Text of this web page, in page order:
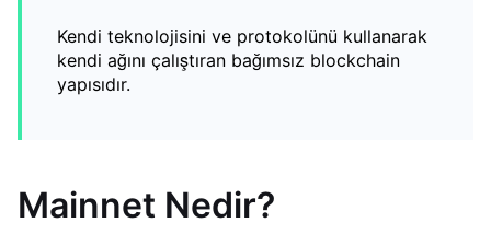
Kendi teknolojisini ve protokolünü kullanarak
kendi ağını çalıştıran bağımsız blockchain
yapısıdır.
Mainnet Nedir?